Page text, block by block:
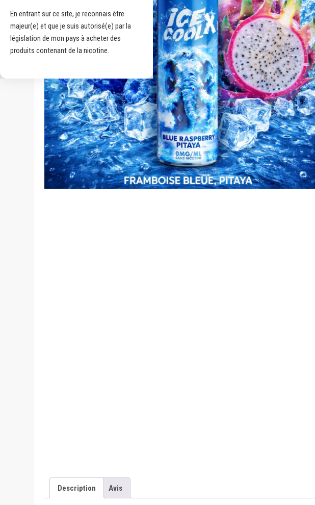
En entrant sur ce site, je reconnais être
majeur(e) et que je suis autorisé(e) par la
législation de mon pays à acheter des
produits contenant de la nicotine.
Description Avis